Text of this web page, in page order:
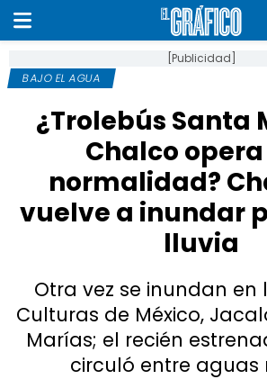
[Publicidad]
BAJO EL AGUA
¿Trolebús Santa
Chalco
normalidad?
vuelve a inundar
lluvia
Otra vez se inundan en
Culturas de México,
Marías; el recién
circuló entre aguas